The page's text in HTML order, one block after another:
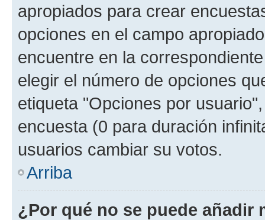
apropiados para crear
opciones en el campo
encuentre en la
elegir el número de opciones
etiqueta "Opciones por
encuesta (0 para duración
usuarios cambiar su votos.
Arriba
¿Por qué no se puede añadir